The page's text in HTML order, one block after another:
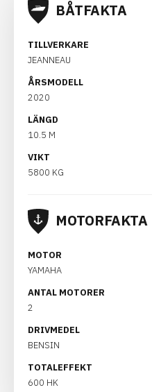
BÅTFAKTA
TILLVERKARE
JEANNEAU
ÅRSMODELL
2020
LÄNGD
10.5 M
VIKT
5800 KG
MOTORFAKTA
MOTOR
YAMAHA
ANTAL MOTORER
2
DRIVMEDEL
BENSIN
TOTALEFFEKT
600 HK